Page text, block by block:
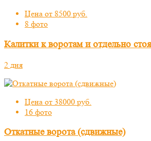
Цена от 8500 руб.
8 фото
Калитки к воротам и отдельно
2 дня
Цена от 38000 руб.
16 фото
Откатные ворота (сдвижные)